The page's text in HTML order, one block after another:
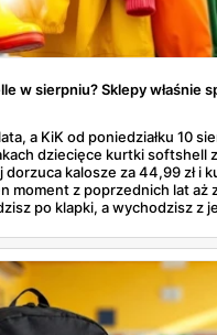
w sierpniu? Sklepy właśnie
a KiK od poniedziałku 10
dziecięce kurtki softshell
kalosze za 44,99 zł i
moment z poprzednich lat aż
po klapki, a wychodzisz z
w przyszłym tygodniu i
zanim skończą się